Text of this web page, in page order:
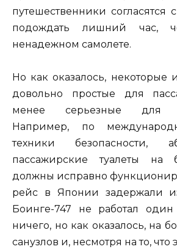
путешественники согласятся
подождать лишний час,
ненадежном самолете.
Но как оказалось, некоторые
довольно простые для
менее серьезные для
Например, по
техники безопасности,
пассажирские туалеты на
должны исправно
рейс в Японии задержали
Боинге-747 не работал
ничего, но как оказалось, на
санузлов и, несмотря на то, что